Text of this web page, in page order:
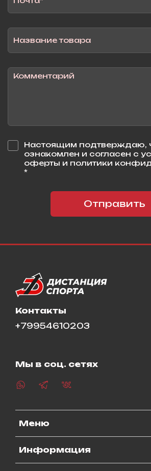
Настоящим подтверждаю,
ознакомлен и согласен с
оферты и политики
*
Отправить
Меню
Информация
Контакты
+79954610203
Мы в соц. сетях